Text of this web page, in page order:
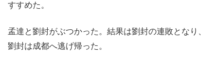
すすめた。
孟達と劉封がぶつかった。結果は劉封の連敗となり、
劉封は成都へ逃げ帰った。